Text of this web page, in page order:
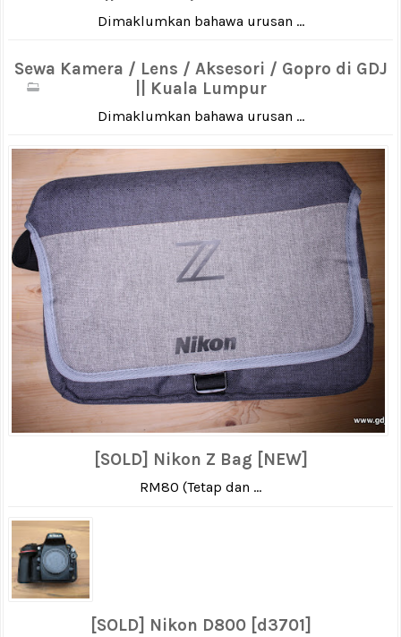
Dimaklumkan bahawa urusan ...
Sewa Kamera / Lens / Aksesori / Gopro di GDJ
|| Kuala Lumpur
Dimaklumkan bahawa urusan ...
[SOLD] Nikon Z Bag [NEW]
RM80 (Tetap dan ...
[SOLD] Nikon D800 [d3701]